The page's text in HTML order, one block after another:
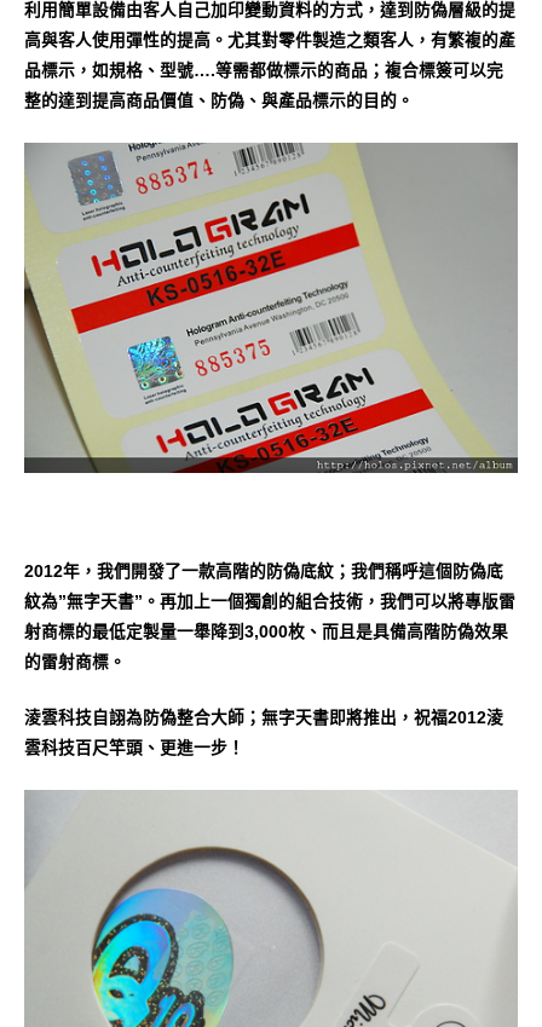
利用簡單設備由客人自己加印變動資料的方式，達到防偽層級的提
高與客人使用彈性的提高。尤其對零件製造之類客人，有繁複的產
品標示，如規格、型號….等需都做標示的商品；複合標簽可以完
整的達到提高商品價值、防偽、與產品標示的目的。
2012年，我們開發了一款高階的防偽底紋；我們稱呼這個防偽底
紋為”無字天書”。再加上一個獨創的組合技術，我們可以將專版雷
射商標的最低定製量一舉降到3,000枚、而且是具備高階防偽效果
的雷射商標。
淩雲科技自詡為防偽整合大師；無字天書即將推出，祝福2012淩
雲科技百尺竿頭、更進一步！